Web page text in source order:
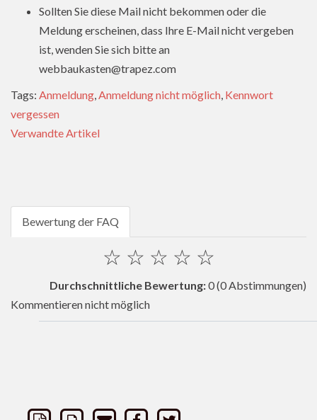
Sollten Sie diese Mail nicht bekommen oder die
Meldung erscheinen, dass Ihre E-Mail nicht vergeben
ist, wenden Sie sich bitte an
webbaukasten@trapez.com
Tags: Anmeldung,Anmeldung nicht möglich, Kennwort
vergessen
Verwandte Artikel
Bewertung der FAQ
☆
☆
☆
☆
☆
Durchschnittliche Bewertung:0(0 Abstimmungen)
Kommentieren nicht möglich